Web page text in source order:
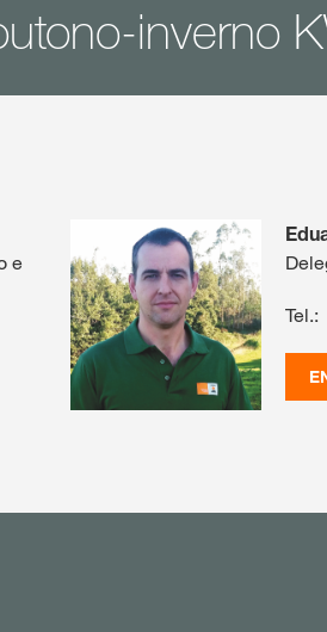
inverno
e
Tel.: